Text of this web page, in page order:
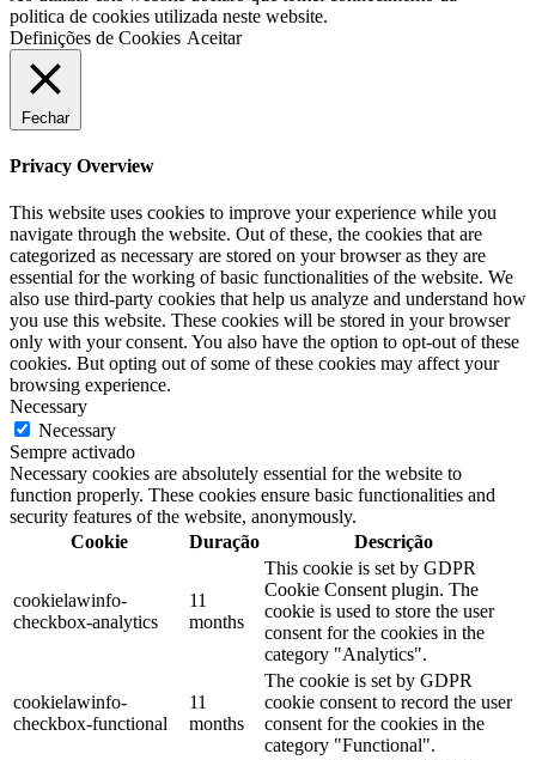
politica de cookies utilizada neste website.
Definições de Cookies Aceitar
Fechar
Privacy Overview
This website uses cookies to improve your experience while you
navigate through the website. Out of these, the cookies that are
categorized as necessary are stored on your browser as they are
essential for the working of basic functionalities of the website. We
also use third-party cookies that help us analyze and understand how
you use this website. These cookies will be stored in your browser
only with your consent. You also have the option to opt-out of these
cookies. But opting out of some of these cookies may affect your
browsing experience.
Necessary
Necessary
Sempre activado
Necessary cookies are absolutely essential for the website to
function properly. These cookies ensure basic functionalities and
security features of the website, anonymously.
Cookie
Duração Descrição
cookielawinfo-
checkbox-analytics
11
months
This cookie is set by GDPR
Cookie Consent plugin. The
cookie is used to store the user
consent for the cookies in the
category "Analytics".
cookielawinfo-
checkbox-functional
11
months
The cookie is set by GDPR
cookie consent to record the user
consent for the cookies in the
category "Functional".